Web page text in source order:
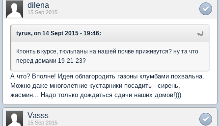
dilena
15 Sep 2015
tyrus, on 14 Sept 2015 - 19:46:
Ктонть в курсе, тюльпаны на нашей почве приживутся? ну та что
перед домами 19-21-23?
А что? Вполне! Идея облагородить газоны клумбами похвальна.
Можно даже многолетние кустарники посадить - сирень,
жасмин... Надо только дождаться сдачи наших домов!)))
Vasss
15 Sep 2015